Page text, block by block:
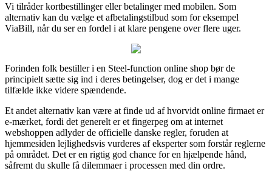
Vi tilråder kortbestillinger eller betalinger med mobilen. Som
alternativ kan du vælge et afbetalingstilbud som for eksempel
ViaBill, når du ser en fordel i at klare pengene over flere uger.
Forinden folk bestiller i en Steel-function online shop bør de
principielt sætte sig ind i deres betingelser, dog er det i mange
tilfælde ikke videre spændende.
Et andet alternativ kan være at finde ud af hvorvidt online firmaet er
e-mærket, fordi det generelt er et fingerpeg om at internet
webshoppen adlyder de officielle danske regler, foruden at
hjemmesiden lejlighedsvis vurderes af eksperter som forstår reglerne
på området. Det er en rigtig god chance for en hjælpende hånd,
såfremt du skulle få dilemmaer i processen med din ordre.